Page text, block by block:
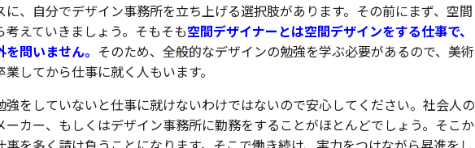
、自分でデザイン事務所を立ち上げる選択肢があります。その前にまず、空間
えていきましょう。そもそも空間デザイナーとは空間デザインをする仕事で、
問いません。 そのため、全般的なデザインの勉強を学ぶ必要があるので、美術
してから仕事に就く人もいます。
強をしていないと仕事に就けないわけではないので安心してください。社会人の
カー、もしくはデザイン事務所に勤務をすることがほとんどでしょう。そこか